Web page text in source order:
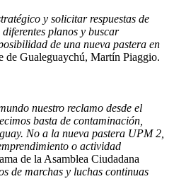
y solicitar respuestas de
planos y buscar
de una nueva pastera en
de Gualeguaychú, Martín Piaggio.
nuestro reclamo desde el
basta de contaminación,
No a la nueva pastera UPM 2,
o actividad
de la Asamblea Ciudadana
de marchas y luchas continuas